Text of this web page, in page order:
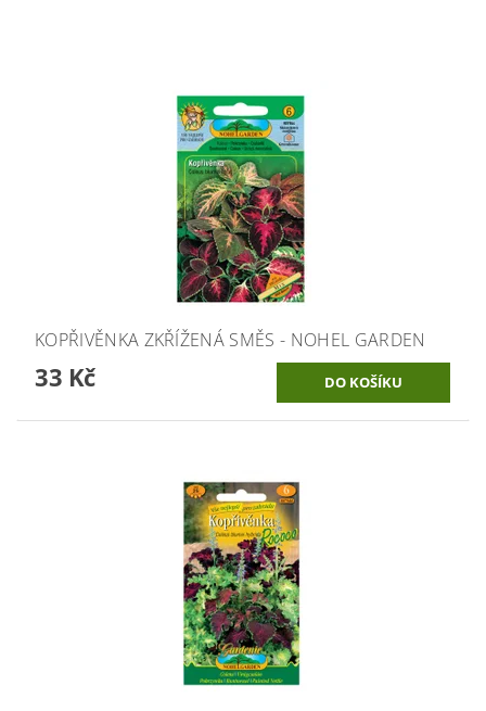
KOPŘIVĚNKA ZKŘÍŽENÁ SMĚS - NOHEL GARDEN
33 Kč